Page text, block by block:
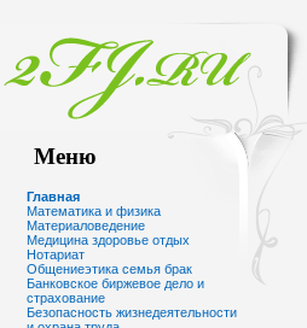
Меню
Главная
Математика и физика
Материаловедение
Медицина здоровье отдых
Нотариат
Общениеэтика семья брак
Банковское биржевое дело и
страхование
Безопасность жизнедеятельности